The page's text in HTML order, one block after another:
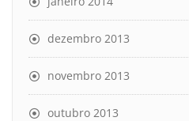
dezembro 2013
novembro 2013
outubro 2013